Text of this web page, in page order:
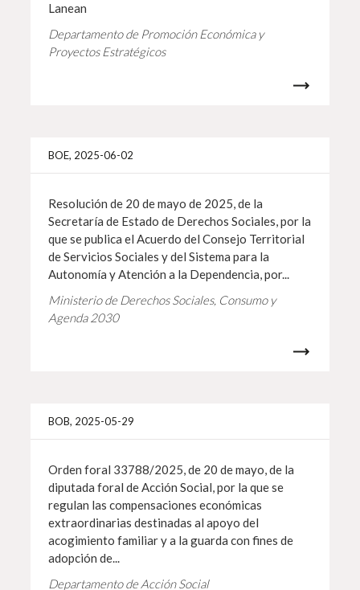
Lanean
Departamento de Promoción Económica y
Proyectos Estratégicos
BOE, 2025-06-02
Resolución de 20 de mayo de 2025, de la
Secretaría de Estado de Derechos Sociales, por la
que se publica el Acuerdo del Consejo Territorial
de Servicios Sociales y del Sistema para la
Autonomía y Atención a la Dependencia, por...
Ministerio de Derechos Sociales, Consumo y
Agenda 2030
BOB, 2025-05-29
Orden foral 33788/2025, de 20 de mayo, de la
diputada foral de Acción Social, por la que se
regulan las compensaciones económicas
extraordinarias destinadas al apoyo del
acogimiento familiar y a la guarda con fines de
adopción de...
Departamento de Acción Social